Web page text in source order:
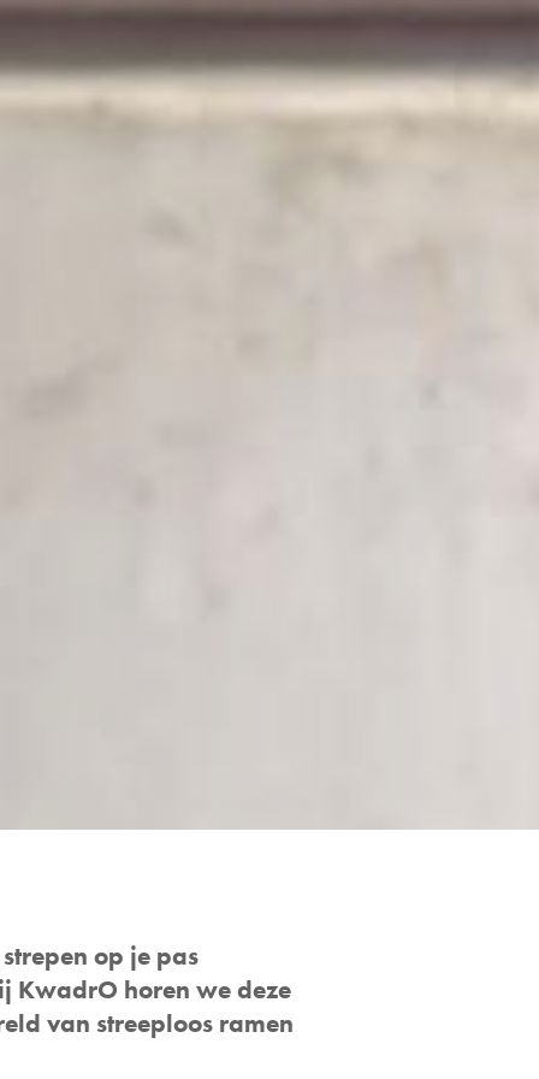
op je pas
KwadrO horen we deze
van streeploos ramen